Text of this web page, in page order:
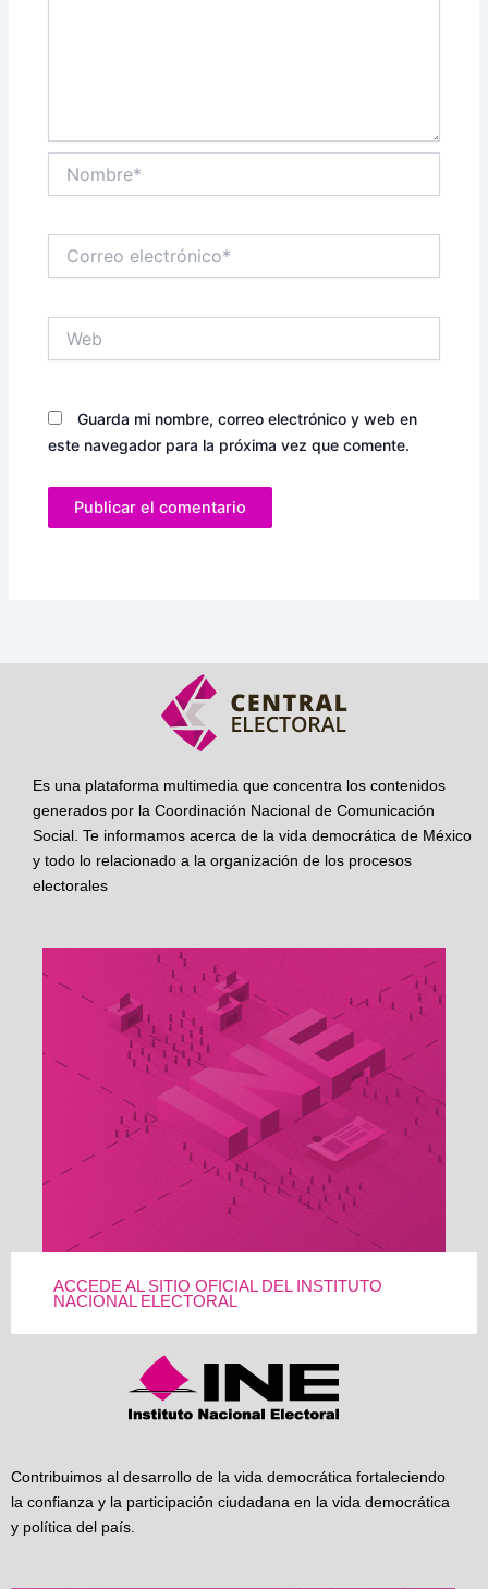
electrónico*
Guarda mi nombre, correo electrónico y web en
este navegador para la próxima vez que comente.
Es una plataforma multimedia que concentra los contenidos
generados por la Coordinación Nacional de Comunicación
Social. Te informamos acerca de la vida democrática de México
y todo lo relacionado a la organización de los procesos
electorales
ACCEDE AL SITIO OFICIAL DEL INSTITUTO
NACIONAL ELECTORAL
Contribuimos al desarrollo de la vida democrática fortaleciendo
la confianza y la participación ciudadana en la vida democrática
y política del país.